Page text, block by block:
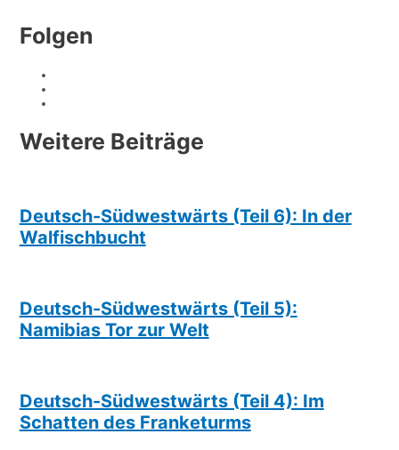
Folgen
Weitere Beiträge
Deutsch-Südwestwärts (Teil 6): In der
Walfischbucht
Deutsch-Südwestwärts (Teil 5):
Namibias Tor zur Welt
Deutsch-Südwestwärts (Teil 4): Im
Schatten des Franketurms